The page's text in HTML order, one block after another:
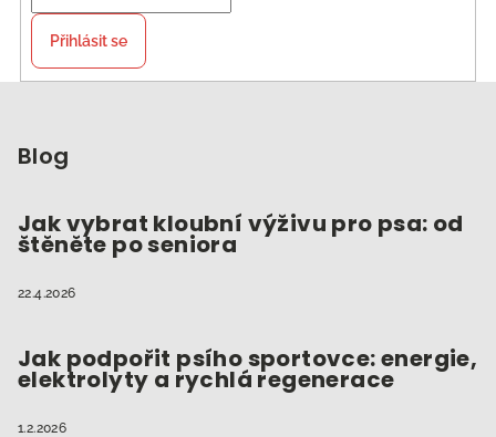
Přihlásit se
Blog
Jak vybrat kloubní výživu pro psa: od
štěněte po seniora
22.4.2026
Jak podpořit psího sportovce: energie,
elektrolyty a rychlá regenerace
1.2.2026